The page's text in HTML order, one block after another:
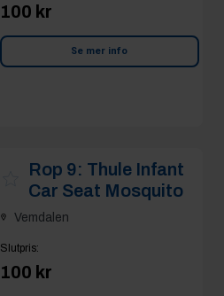
100 kr
Se mer info
Rop 9: Thule Infant
Car Seat Mosquito
Vemdalen
Slutpris:
100 kr